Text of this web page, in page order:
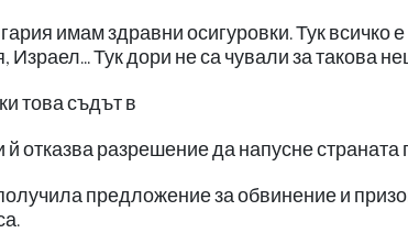
имам здравни осигуровки. Тук всичко
Израел... Тук дори не са чували за такова
това съдът в
й отказва разрешение да напусне
предложение за обвинение и